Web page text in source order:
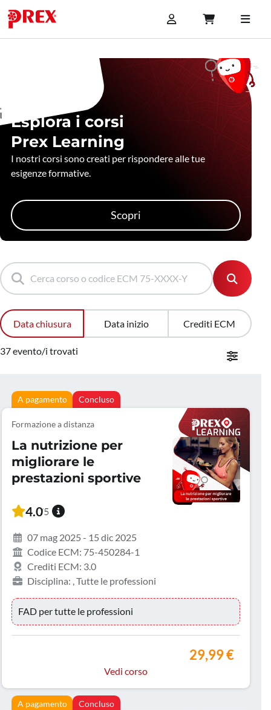
Esplora i corsi
Prex Learning
I nostri corsi sono creati per rispondere alle tue
esigenze formative.
Scopri
Data chiusura Data inizio Crediti ECM
37 evento/i trovati
A pagamento Concluso
Formazione a distanza
La nutrizione per
migliorare le
prestazioni sportive
07 mag 2025 - 15 dic 2025
Codice ECM: 75-450284-1
Crediti ECM: 3.0
Disciplina: , Tutte le professioni
4.0/5
FAD per tutte le professioni
29,99 €
Vedi corso
A pagamento Concluso